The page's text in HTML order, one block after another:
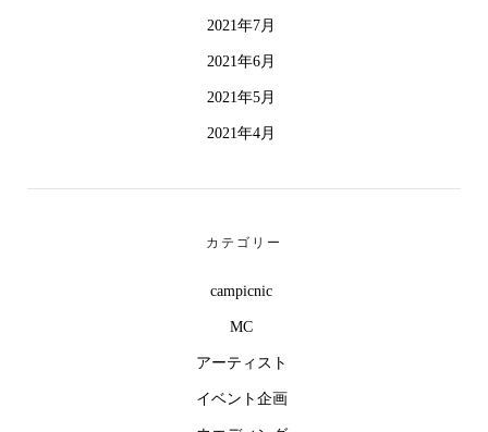
2021年7月
2021年6月
2021年5月
2021年4月
カテゴリー
campicnic
MC
アーティスト
イベント企画